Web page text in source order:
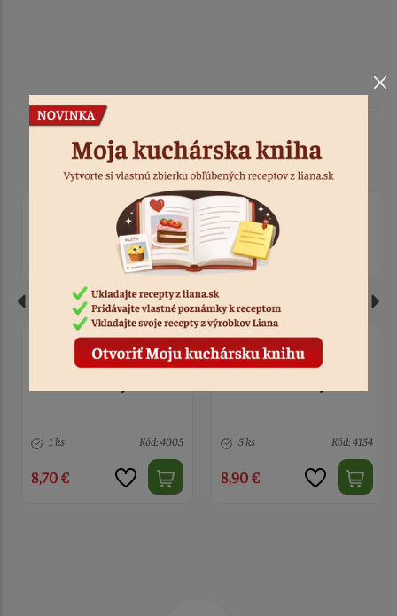
Podobné produkty
1 ks Kód: 4005
8,70 €
5 ks Kód: 4154
8,90 €